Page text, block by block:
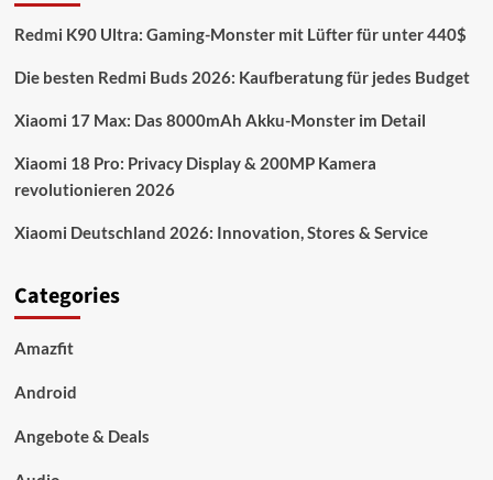
Redmi K90 Ultra: Gaming-Monster mit Lüfter für unter 440$
Die besten Redmi Buds 2026: Kaufberatung für jedes Budget
Xiaomi 17 Max: Das 8000mAh Akku-Monster im Detail
Xiaomi 18 Pro: Privacy Display & 200MP Kamera
revolutionieren 2026
Xiaomi Deutschland 2026: Innovation, Stores & Service
Categories
Amazfit
Android
Angebote & Deals